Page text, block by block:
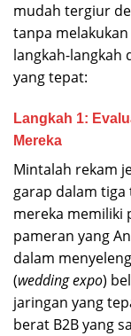
mudah tergiur
tanpa
langkah-langkah
yang tepat:
Langkah 1:
Mereka
Mintalah rekam
garap dalam
mereka memiliki
pameran yang
dalam
(wedding expo)
jaringan yang
berat B2B yang